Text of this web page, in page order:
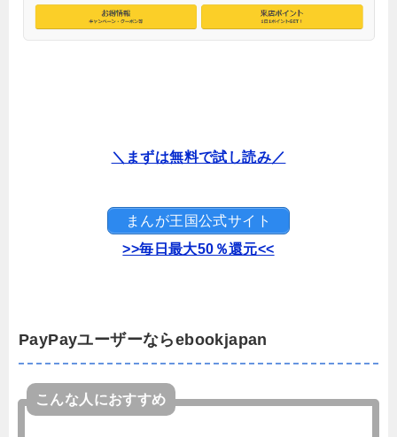
＼まずは無料で試し読み／
まんが王国公式サイト
>>毎日最大50％還元<<
PayPayユーザーならebookjapan
こんな人におすすめ